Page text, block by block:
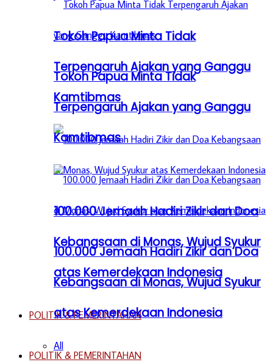
Tokoh Papua Minta Tidak
Terpengaruh Ajakan yang Ganggu
Kamtibmas
100.000 Jemaah Hadiri Zikir dan Doa
Kebangsaan di Monas, Wujud Syukur
atas Kemerdekaan Indonesia
POLITIK & PEMERINTAHAN
All
Tokoh Papua Minta Tidak
Terpengaruh Ajakan yang Ganggu
Kamtibmas
100.000 Jemaah Hadiri Zikir dan Doa
Kebangsaan di Monas, Wujud Syukur
atas Kemerdekaan Indonesia
POLITIK & PEMERINTAHAN